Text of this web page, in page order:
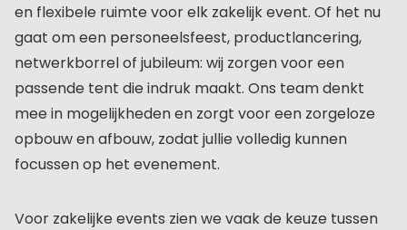
en flexibele ruimte voor elk zakelijk event. Of het nu
gaat om een personeelsfeest, productlancering,
netwerkborrel of jubileum: wij zorgen voor een
passende tent die indruk maakt. Ons team denkt
mee in mogelijkheden en zorgt voor een zorgeloze
opbouw en afbouw, zodat jullie volledig kunnen
focussen op het evenement.
Voor zakelijke events zien we vaak de keuze tussen